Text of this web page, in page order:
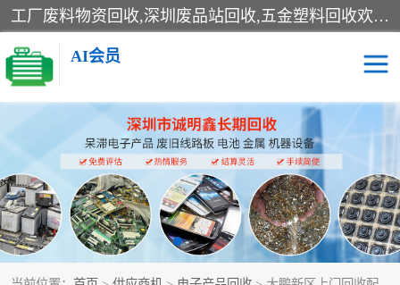
工厂废料物资回收,深圳废品站回收,五金塑料回收欢迎有金属、塑料、电子、电线、废旧设备、废铜、锡渣、线路板、镀银废料、废IC、电子零件、电子脚，等其他废旧物资的单位及个人联系洽谈。对提供息者我们可以提供优厚的业务提成（佣金）。
AI会员
线路板回收 电子回收
电子产品回收 电池回收
金属回收 机器设备回收